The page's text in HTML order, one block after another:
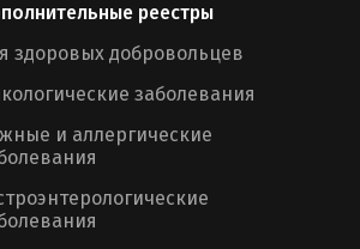
реестры
здоровых добровольцев
заболевания
и аллергические